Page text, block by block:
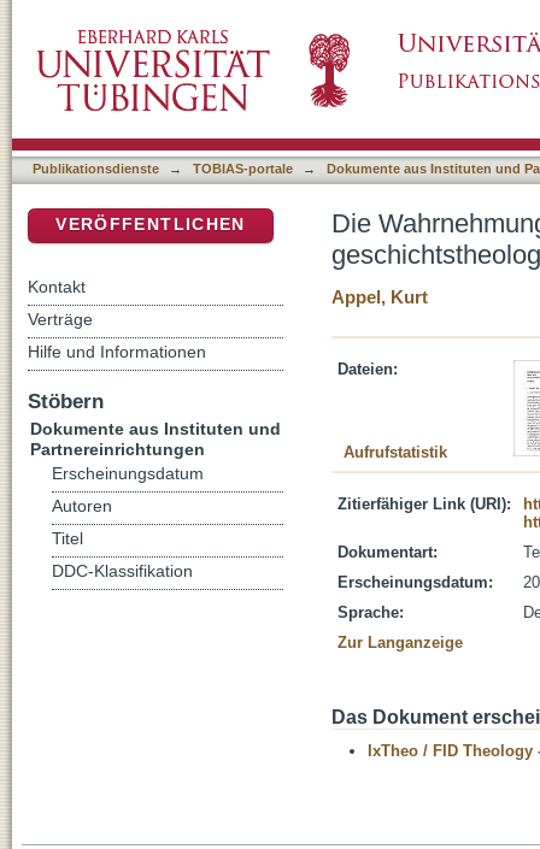
Überlegungen nach Giorgio Agamben
Publikationsdienste → TOBIAS-portale → Dokumente aus Instituten und
Die
Appel, Kurt
Dateien:
Aufrufstatistik
Zitierfähiger Link (URI):
Dokumentart:
Erscheinungsdatum:
Sprache:
Zur Langanzeige
Das Dokument
IxTheo / FID Theology
VERÖFFENTLICHEN
Kontakt
Verträge
Hilfe und Informationen
Stöbern
Dokumente aus Instituten und
Partnereinrichtungen
Erscheinungsdatum
Autoren
Titel
DDC-Klassifikation